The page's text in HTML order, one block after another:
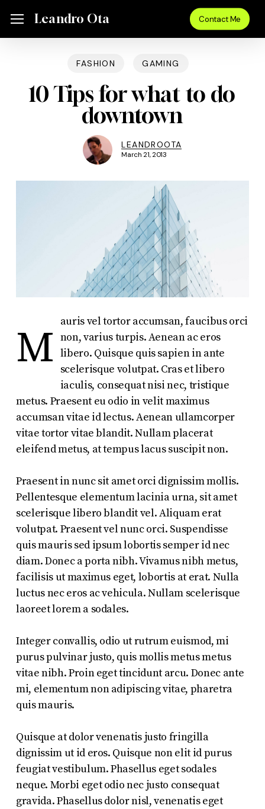
MenuLeandro Ota Contact Me
FASHION GAMING
10 Tips for what to do
downtown
LEANDROOTA
March 21, 2013
M
auris vel tortor accumsan, faucibus orci
non, varius turpis. Aenean ac eros
libero. Quisque quis sapien in ante
scelerisque volutpat. Cras et libero
iaculis, consequat nisi nec, tristique
metus. Praesent eu odio in velit maximus
accumsan vitae id lectus. Aenean ullamcorper
vitae tortor vitae blandit. Nullam placerat
eleifend metus, at tempus lacus suscipit non.
Praesent in nunc sit amet orci dignissim mollis.
Pellentesque elementum lacinia urna, sit amet
scelerisque libero blandit vel. Aliquam erat
volutpat. Praesent vel nunc orci. Suspendisse
quis mauris sed ipsum lobortis semper id nec
diam. Donec a porta nibh. Vivamus nibh metus,
facilisis ut maximus eget, lobortis at erat. Nulla
luctus nec eros ac vehicula. Nullam scelerisque
laoreet lorem a sodales.
Integer convallis, odio ut rutrum euismod, mi
purus pulvinar justo, quis mollis metus metus
vitae nibh. Proin eget tincidunt arcu. Donec ante
mi, elementum non adipiscing vitae, pharetra
quis mauris.
Quisque at dolor venenatis justo fringilla
dignissim ut id eros. Quisque non elit id purus
feugiat vestibulum. Phasellus eget sodales
neque. Morbi eget odio nec justo consequat
gravida. Phasellus dolor nisl, venenatis eget